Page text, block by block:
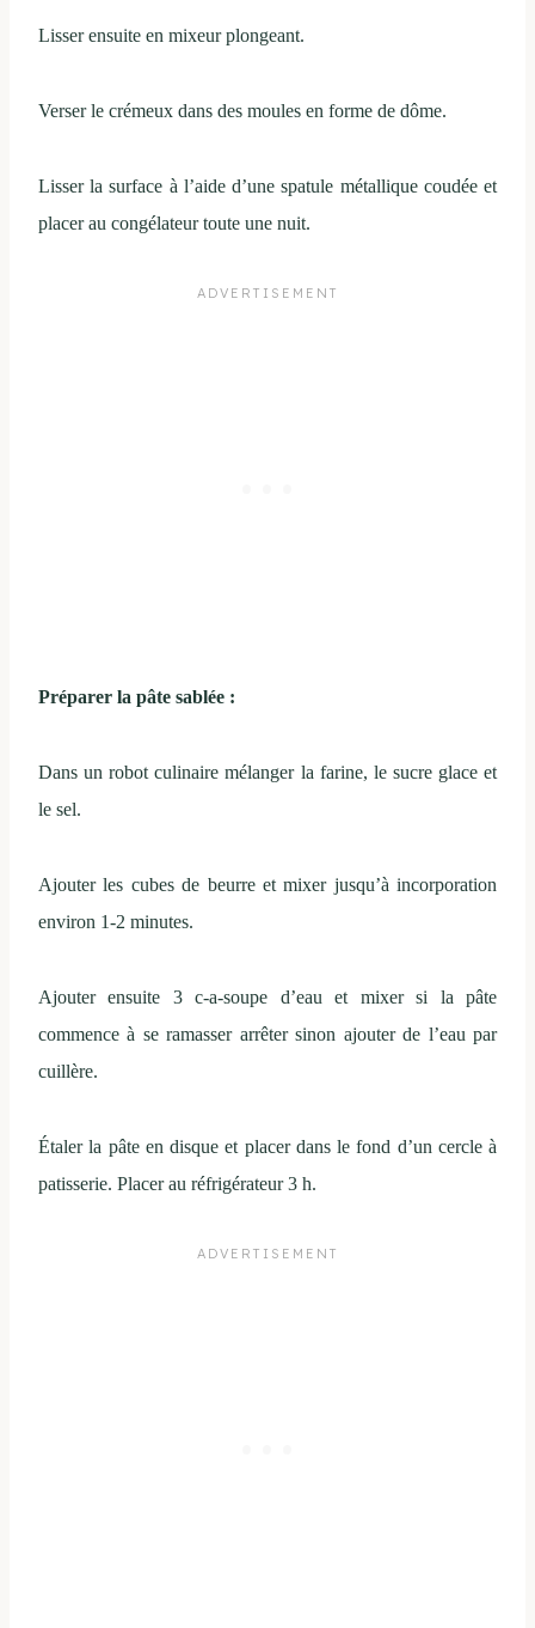
Lisser ensuite en mixeur plongeant.
Verser le crémeux dans des moules en forme de dôme.
Lisser la surface à l’aide d’une spatule métallique coudée et
placer au congélateur toute une nuit.
Préparer la pâte sablée :
Dans un robot culinaire mélanger la farine, le sucre glace et
le sel.
Ajouter les cubes de beurre et mixer jusqu’à incorporation
environ 1-2 minutes.
Ajouter ensuite 3 c-a-soupe d’eau et mixer si la pâte
commence à se ramasser arrêter sinon ajouter de l’eau par
cuillère.
Étaler la pâte en disque et placer dans le fond d’un cercle à
patisserie. Placer au réfrigérateur 3 h.